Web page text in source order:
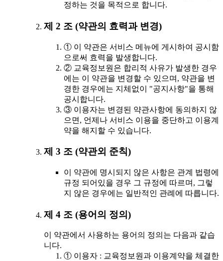
정하는 것을 목적으로 합니다.
제 2 조 (약관의 효력과 변경)
① 이 약관은 서비스 메뉴에 게시하여 공시함
으로써 효력을 발생합니다.
② 교육정보원은 합리적 사유가 발생한 경우
에는 이 약관을 변경할 수 있으며, 약관을 변
경한 경우에는 지체없이 "공지사항"을 통해
공시합니다.
③ 이용자는 변경된 약관사항에 동의하지 않
으면, 언제나 서비스 이용을 중단하고 이용계
약을 해지할 수 있습니다.
제 3 조 (약관외 준칙)
이 약관에 명시되지 않은 사항은 관계 법령에
규정 되어있을 경우 그 규정에 따르며, 그렇
지 않은 경우에는 일반적인 관례에 따릅니다.
제 4 조 (용어의 정의)
이 약관에서 사용하는 용어의 정의는 다음과 같습
니다.
① 이용자 : 교육정보원과 이용계약을 체결한